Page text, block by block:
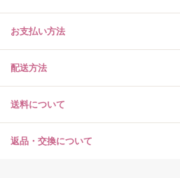
お支払い方法
配送方法
送料について
返品・交換について